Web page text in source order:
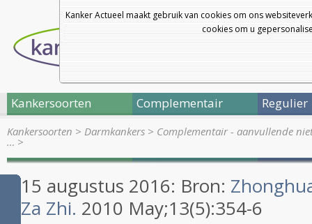
Kanker Actueel maakt gebruik van cookies om ons
cookies om u
Kankersoorten Complementair Regulier
Kankersoorten > Darmkankers > Complementair - aanvullende
… >
15 augustus 2016: Bron:
Za Zhi. 2010 May;13(5):354-6